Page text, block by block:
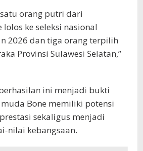
orang putri dari
lolos ke seleksi nasional
2026 dan tiga orang terpilih
Provinsi Sulawesi Selatan,”
ini menjadi bukti
Bone memiliki potensi
sekaligus menjadi
nilai kebangsaan.